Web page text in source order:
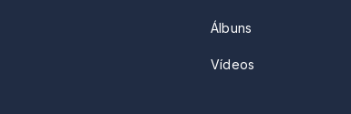
Álbuns
Vídeos